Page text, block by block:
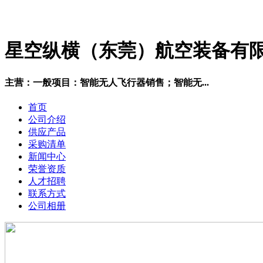
星空纵横（东莞）航空装备有
主营：一般项目：智能无人飞行器销售；智能无...
首页
公司介绍
供应产品
采购清单
新闻中心
荣誉资质
人才招聘
联系方式
公司相册